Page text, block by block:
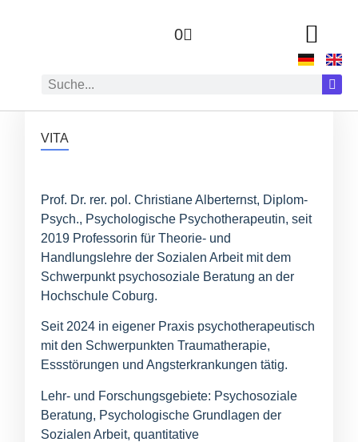
0
VITA
Prof. Dr. rer. pol. Christiane Alberternst, Diplom-
Psych., Psychologische Psychotherapeutin, seit
2019 Professorin für Theorie- und
Handlungslehre der Sozialen Arbeit mit dem
Schwerpunkt psychosoziale Beratung an der
Hochschule Coburg.
Seit 2024 in eigener Praxis psychotherapeutisch
mit den Schwerpunkten Traumatherapie,
Essstörungen und Angsterkrankungen tätig.
Lehr- und Forschungsgebiete: Psychosoziale
Beratung, Psychologische Grundlagen der
Sozialen Arbeit, quantitative